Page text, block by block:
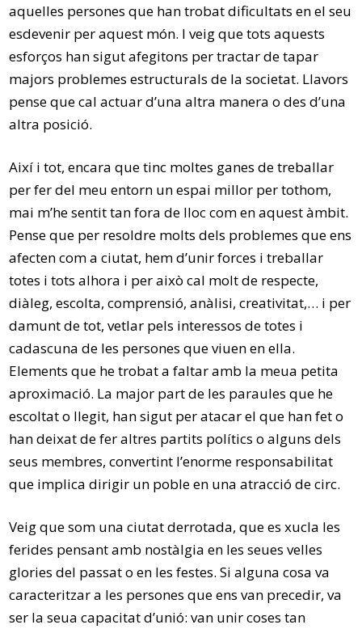
aquelles persones que han trobat dificultats en el seu
esdevenir per aquest món. I veig que tots aquests
esforços han sigut afegitons per tractar de tapar
majors problemes estructurals de la societat. Llavors
pense que cal actuar d’una altra manera o des d’una
altra posició.
Així i tot, encara que tinc moltes ganes de treballar
per fer del meu entorn un espai millor per tothom,
mai m’he sentit tan fora de lloc com en aquest àmbit.
Pense que per resoldre molts dels problemes que ens
afecten com a ciutat, hem d’unir forces i treballar
totes i tots alhora i per això cal molt de respecte,
diàleg, escolta, comprensió, anàlisi, creativitat,… i per
damunt de tot, vetlar pels interessos de totes i
cadascuna de les persones que viuen en ella.
Elements que he trobat a faltar amb la meua petita
aproximació. La major part de les paraules que he
escoltat o llegit, han sigut per atacar el que han fet o
han deixat de fer altres partits polítics o alguns dels
seus membres, convertint l’enorme responsabilitat
que implica dirigir un poble en una atracció de circ.
Veig que som una ciutat derrotada, que es xucla les
ferides pensant amb nostàlgia en les seues velles
glories del passat o en les festes. Si alguna cosa va
caracteritzar a les persones que ens van precedir, va
ser la seua capacitat d’unió: van unir coses tan